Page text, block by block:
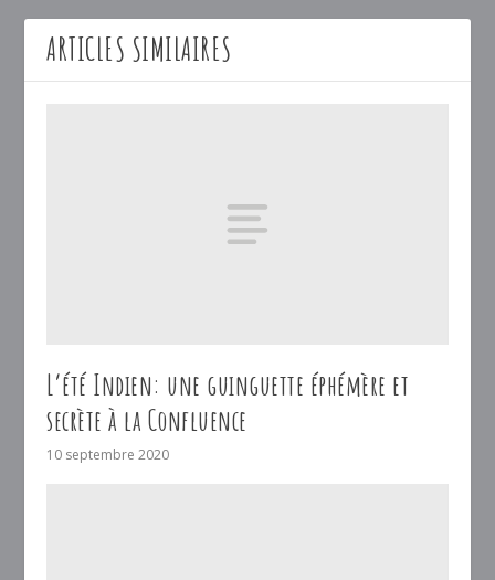
ARTICLES SIMILAIRES
L’été Indien: une guinguette éphémère et
secrète à la Confluence
10 septembre 2020